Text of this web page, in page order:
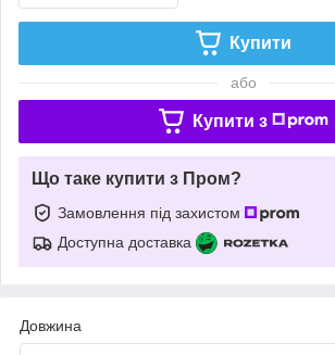
Купити
або
Купити з
Що таке купити з Пром?
Замовлення під захистом
Доступна доставка
Довжина